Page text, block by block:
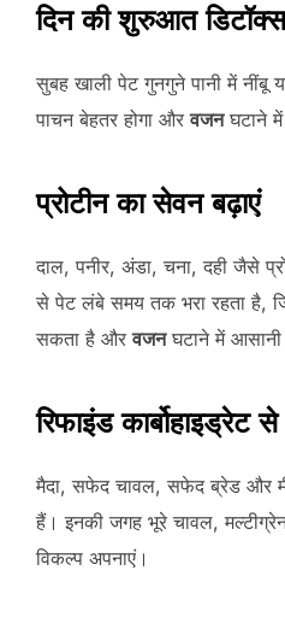
दिन की शुरुआत
सुबह खाली पेट गुनगुने पानी में नींबू
पाचन बेहतर होगा औरवजनघटाने में
प्रोटीन का सेवन बढ़ाएं
दाल, पनीर, अंडा, चना, दही जैसे
से पेट लंबे समय तक भरा रहता है,
सकता है औरवजनघटाने में आसानी
रिफाइंड कार्बोहाइड्रेट से
मैदा, सफेद चावल, सफेद ब्रेड और
हैं। इनकी जगह भूरे चावल,
विकल्प अपनाएं।